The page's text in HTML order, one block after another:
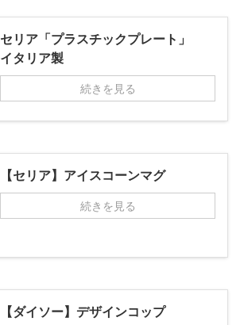
セリア「プラスチックプレート」
イタリア製
続きを見る
【セリア】アイスコーンマグ
続きを見る
【ダイソー】デザインコップ